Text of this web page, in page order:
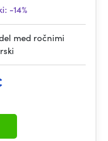
-14%
med ročnimi